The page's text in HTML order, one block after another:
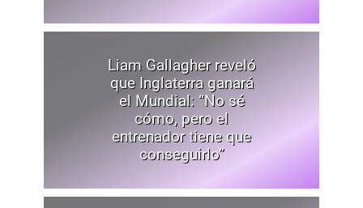
Liam Gallagher reveló
que Inglaterra ganará
el Mundial: “No sé
cómo, pero el
entrenador tiene que
conseguirlo”